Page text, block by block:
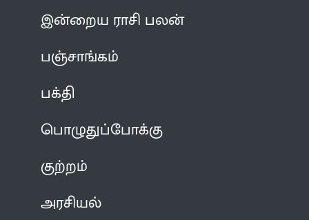
இன்றைய ராசி பலன்
பஞ்சாங்கம்
பக்தி
பொழுதுப்போக்கு
குற்றம்
அரசியல்